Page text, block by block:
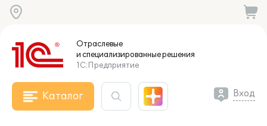
Отраслевые
и специализированныерешения
1С:Предприятие
Каталог Вход